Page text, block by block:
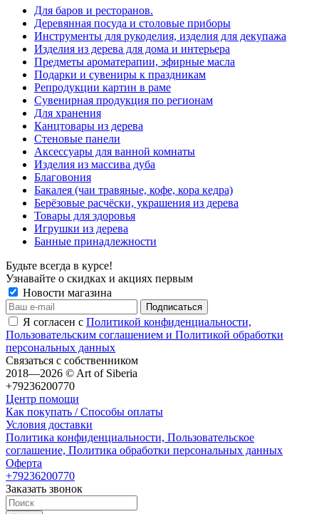
Для баров и ресторанов.
Деревянная посуда и столовые приборы
Инструменты для рукоделия, изделия для декупажа
Изделия из дерева для дома и интерьера
Предметы ароматерапии, эфирные масла
Подарки и сувениры к праздникам
Репродукции картин в раме
Сувенирная продукция по регионам
Для хранения
Канцтовары из дерева
Стеновые панели
Аксессуары для ванной комнаты
Изделия из массива дуба
Благовония
Бакалея (чаи травяные, кофе, кора кедра)
Берёзовые расчёски, украшения из дерева
Товары для здоровья
Игрушки из дерева
Банные принадлежности
Будьте всегда в курсе!
Узнавайте о скидках и акциях первым
Новости магазина
Я согласен с Политикой конфиденциальности,
Пользовательским соглашением и Политикой обработки
персональных данных
Связаться с собственником
2018—2026 © Art of Siberia
+79236200770
Центр помощи
Как покупать / Способы оплаты
Условия доставки
Политика конфиденциальности, Пользовательское
соглашение, Политика обработки персональных данных
Оферта
+79236200770
Заказать звонок